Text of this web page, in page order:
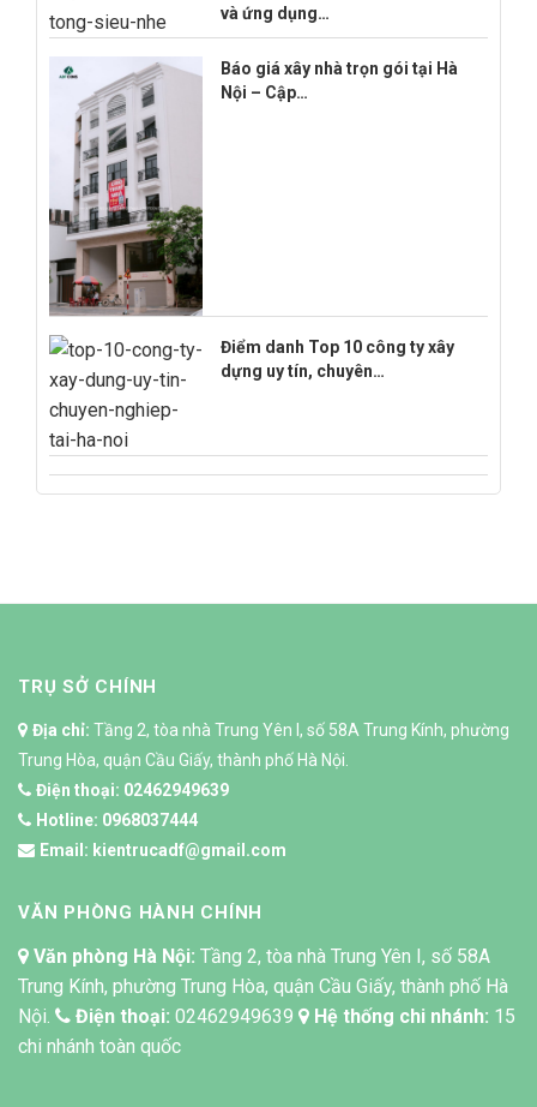
và ứng dụng…
Báo giá xây nhà trọn gói tại Hà
Nội – Cập…
Điểm danh Top 10 công ty xây
dựng uy tín, chuyên…
TRỤ SỞ CHÍNH
Địa chỉ: Tầng 2, tòa nhà Trung Yên I, số 58A Trung Kính, phường
Trung Hòa, quận Cầu Giấy, thành phố Hà Nội.
Điện thoại: 02462949639
Hotline: 0968037444
Email: kientrucadf@gmail.com
VĂN PHÒNG HÀNH CHÍNH
Văn phòng Hà Nội: Tầng 2, tòa nhà Trung Yên I, số 58A
Trung Kính, phường Trung Hòa, quận Cầu Giấy, thành phố Hà
Nội.
Điện thoại: 02462949639 Hệ thống chi nhánh: 15
chi nhánh toàn quốc